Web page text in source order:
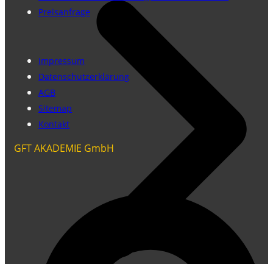
Preisanfrage
Impressum
Datenschutzerklärung
AGB
Sitemap
Kontakt
GFT AKADEMIE GmbH